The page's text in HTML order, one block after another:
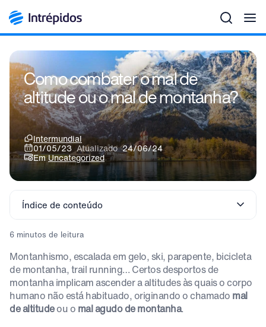
Como combater o mal de
altitude ou o mal de montanha?
Intermundial
01/05/23 Atualizado24/06/24
EmUncategorized
Índice de conteúdo
6 minutos de leitura
Montanhismo, escalada em gelo, ski, parapente, bicicleta
de montanha, trail running… Certos desportos de
montanha implicam ascender a altitudes às quais o corpo
humano não está habituado, originando o chamado mal
de altitudeou o mal agudo de montanha.